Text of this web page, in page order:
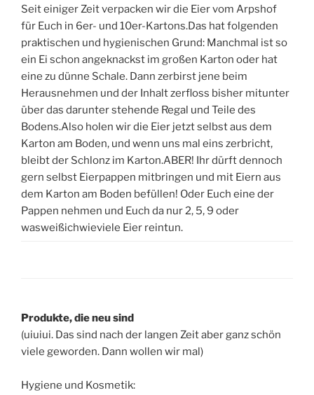
Seit einiger Zeit verpacken wir die Eier vom Arpshof
für Euch in 6er- und 10er-Kartons.Das hat folgenden
praktischen und hygienischen Grund: Manchmal ist so
ein Ei schon angeknackst im großen Karton oder hat
eine zu dünne Schale. Dann zerbirst jene beim
Herausnehmen und der Inhalt zerfloss bisher mitunter
über das darunter stehende Regal und Teile des
Bodens.Also holen wir die Eier jetzt selbst aus dem
Karton am Boden, und wenn uns mal eins zerbricht,
bleibt der Schlonz im Karton.ABER! Ihr dürft dennoch
gern selbst Eierpappen mitbringen und mit Eiern aus
dem Karton am Boden befüllen! Oder Euch eine der
Pappen nehmen und Euch da nur 2, 5, 9 oder
wasweißichwieviele Eier reintun.
Produkte, die neu sind
(uiuiui. Das sind nach der langen Zeit aber ganz schön
viele geworden. Dann wollen wir mal)
Hygiene und Kosmetik: